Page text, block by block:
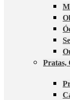
Pratas,